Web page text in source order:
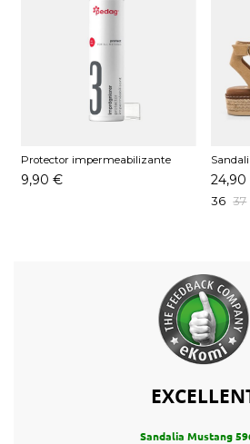
Protector impermeabilizante
Pedag 250 ML
9,90 €
Arena
36 37
Sandalia Mustang